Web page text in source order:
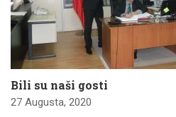
Bili su naši gosti
27 Augusta, 2020